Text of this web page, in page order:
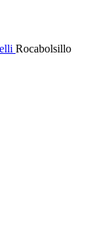
Rocabolsillo